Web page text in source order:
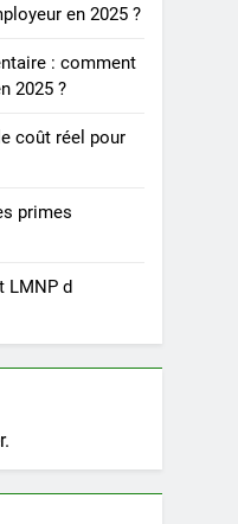
en 2025 ?
: comment
2025 ?
coût réel pour
primes
LMNP d